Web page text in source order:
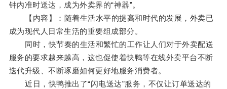
钟内准时送达，成为外卖界的“神器”。
【内容】：随着生活水平的提高和时代的发展，外卖已
成为现代人日常生活的重要组成部分。
同时，快节奏的生活和繁忙的工作让人们对于外卖配送
服务的要求越来越高，这也促使着快鸭等在线外卖平台不断
迭代升级、不断琢磨如何更好地服务消费者。
近日，快鸭推出了“闪电送达”服务，不仅让订单送达的